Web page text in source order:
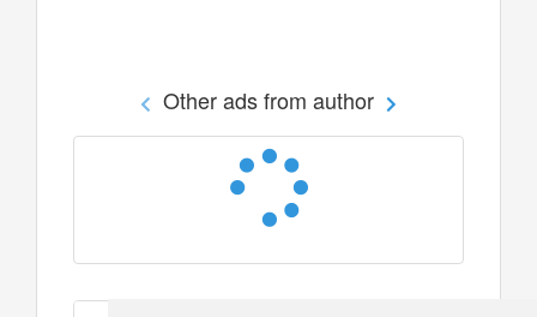
Other ads from author